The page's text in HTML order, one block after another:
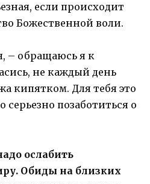
если происходит
Божественной воли.
– обращаюсь я к
не каждый день
кипятком. Для тебя это
серьезно позаботиться о
ослабить
Обиды на близких